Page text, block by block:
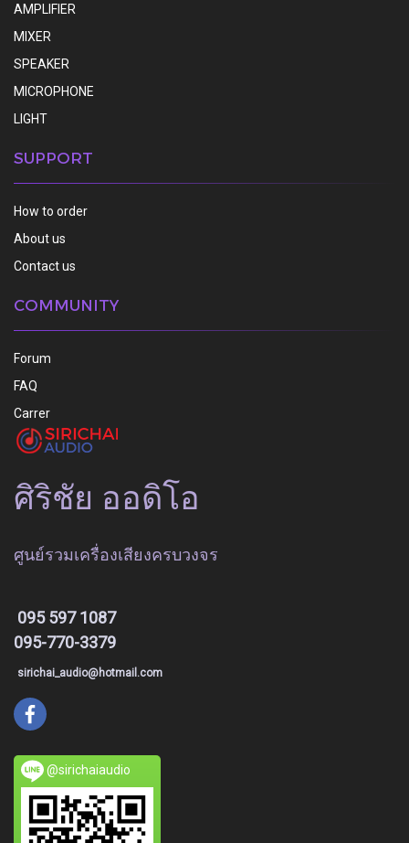
AMPLIFIER
MIXER
SPEAKER
MICROPHONE
LIGHT
SUPPORT
How to order
About us
Contact us
COMMUNITY
Forum
FAQ
Carrer
ศิริชัย ออดิโอ
ศูนย์รวมเครื่องเสียงครบวงจร
095 597 1087
095-770-3379
sirichai_audio@hotmail.com
@sirichaiaudio